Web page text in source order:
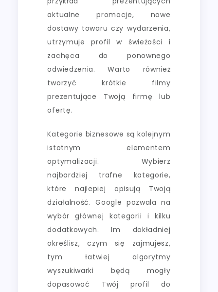
aktualne promocje, nowe
dostawy towaru czy wydarzenia,
utrzymuje profil w świeżości i
zachęca do ponownego
odwiedzenia. Warto również
tworzyć krótkie filmy
prezentujące Twoją firmę lub
ofertę.
Kategorie biznesowe są kolejnym
istotnym elementem
optymalizacji. Wybierz
najbardziej trafne kategorie,
które najlepiej opisują Twoją
działalność. Google pozwala na
wybór głównej kategorii i kilku
dodatkowych. Im dokładniej
określisz, czym się zajmujesz,
tym łatwiej algorytmy
wyszukiwarki będą mogły
dopasować Twój profil do